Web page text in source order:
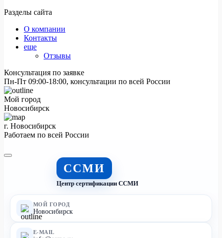
Разделы сайта
О компании
Контакты
еще
Отзывы
Консультация по заявке
Пн-Пт 09:00-18:00, консультации по всей России
Мой город
Новосибирск
г. Новосибирск
Работаем по всей России
ССМИ
Центр сертификации ССМИ
МОЙ ГОРОД
Новосибирск
E-MAIL